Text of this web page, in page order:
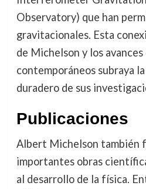
Observatory) que han
gravitacionales. Esta
de Michelson y los
contemporáneos subraya
duradero de sus
Publicaciones
Albert Michelson también
importantes obras
al desarrollo de la física.